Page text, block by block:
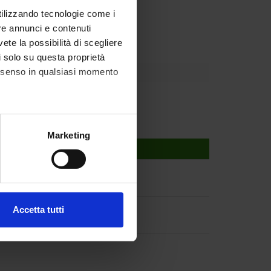
tecnologie come i
annunci e contenuti
la possibilità di scegliere
su questa proprietà
in qualsiasi momento
metro,
che hai fornito loro o
Marketing
Accetta tutti